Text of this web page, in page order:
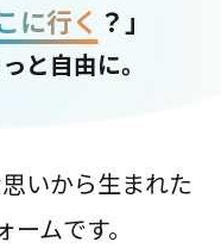
に行く ？」
と自由に。
いから生まれた
ムです。